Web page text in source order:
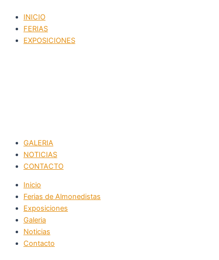
contenido
INICIO
FERIAS
EXPOSICIONES
GALERIA
NOTICIAS
CONTACTO
Inicio
Ferias de Almonedistas
Exposiciones
Galeria
Noticias
Contacto